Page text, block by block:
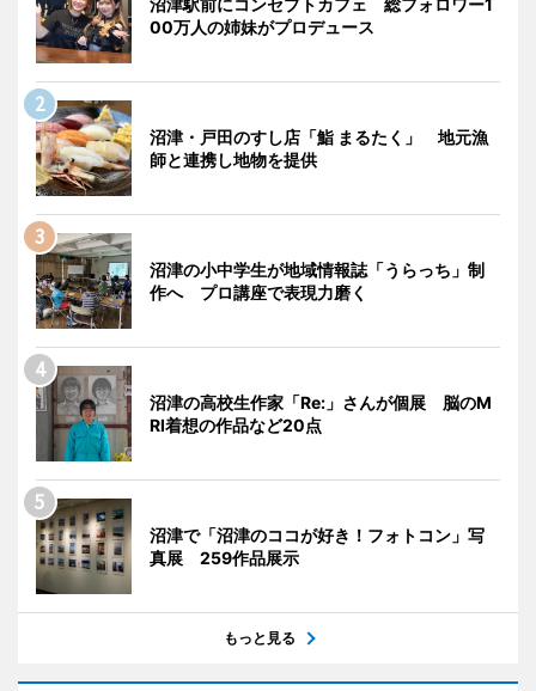
00万人の姉妹がプロデュース
沼津・戸田のすし店「鮨 まるたく」 地元漁
師と連携し地物を提供
沼津の小中学生が地域情報誌「うらっち」制
作へ プロ講座で表現力磨く
沼津の高校生作家「Re:」さんが個展 脳のM
RI着想の作品など20点
沼津で「沼津のココが好き！フォトコン」写
真展 259作品展示
もっと見る